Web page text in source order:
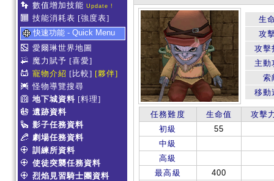
數值增加技能 Update !
技能消耗表 [強度表]
快速功能 - Quick Menu
愛爾琳世界地圖
魔力賦予 [喜愛]
寵物介紹 [比較] [夥伴]
怪物導覽搜尋
地下城資料 [料理]
遺跡資料
影子任務資料
劇場任務資料
訓練所資料
使徒突襲任務資料
烈焰見習騎士團資料
生
攻
攻擊
主動
索
移動
任務難度 生命值
攻擊
初級
55
中級
高級
最高級
400